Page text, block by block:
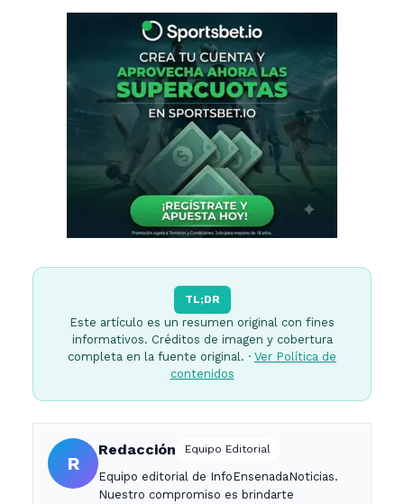
TL;DR
Este artículo es un resumen original con fines
informativos. Créditos de imagen y cobertura
completa en la fuente original. · Ver Política de
contenidos
R
Redacción Equipo Editorial
Equipo editorial de InfoEnsenadaNoticias.
Nuestro compromiso es brindarte